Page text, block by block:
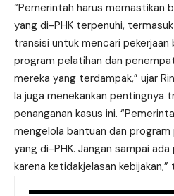
“Pemerintah harus memastikan
yang di-PHK terpenuhi,
transisi untuk mencari pekerjaan
program pelatihan dan
mereka yang terdampak,” ujar
Ia juga menekankan pentingnya
penanganan kasus ini.
mengelola bantuan dan program
yang di-PHK. Jangan sampai ada
karena ketidakjelasan kebijakan,”